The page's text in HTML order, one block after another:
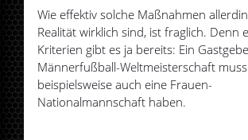
Wie effektiv solche Maßnahmen
Realität wirklich sind, ist fraglich. Denn
Kriterien gibt es ja bereits: Ein
Männerfußball-Weltmeisterschaft muss
beispielsweise auch eine Frauen-
Nationalmannschaft haben.